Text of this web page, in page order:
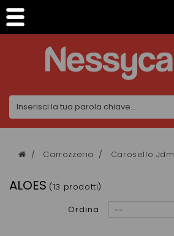
Carrozzeria Carosello Jdm
ALOES (13 prodotti)
Ordina
Pannello di gestione dei cookies